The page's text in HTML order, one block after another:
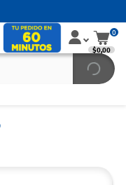
0
$0,00